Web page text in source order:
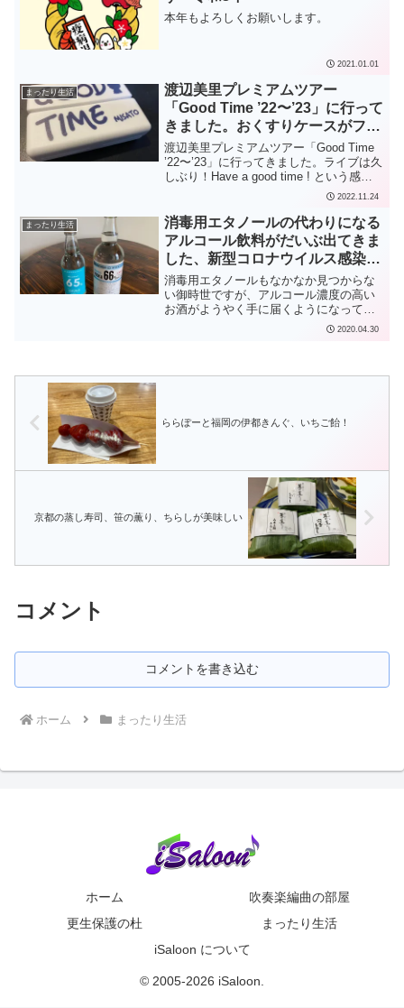
本年もよろしくお願いします。
2021.01.01
まったり生活
渡辺美里プレミアムツアー
「Good Time ’22〜’23」に行って
きました。おくすりケースがファ
ングッズ！
渡辺美里プレミアムツアー「Good Time
’22〜’23」に行ってきました。ライブは久
しぶり！Have a good time ! という感じ
で、十分楽しめました。お帰りにチョコ
もありがたいです。フ...
2022.11.24
まったり生活
消毒用エタノールの代わりになる
アルコール飲料がだいぶ出てきま
した、新型コロナウイルス感染防
止
消毒用エタノールもなかなか見つからな
い御時世ですが、アルコール濃度の高い
お酒がようやく手に届くようになってき
ました。沖縄では泡盛の醸造所がかなり
2020.04.30
ららぽーと福岡の伊都きんぐ、いちご飴！
京都の蒸し寿司、笹の薫り、ちらしが美味しい
コメント
コメントを書き込む
ホーム まったり生活
ホーム
吹奏楽編曲の部屋
更生保護の杜
まったり生活
iSaloon について
© 2005-2026 iSaloon.